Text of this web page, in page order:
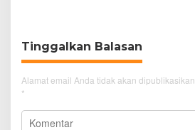
Tinggalkan Balasan
Alamat email Anda tidak akan dipublikasikan.
*